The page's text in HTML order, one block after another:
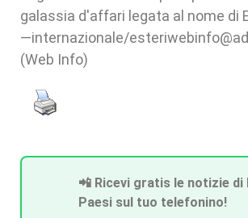
galassia d'affari legata al nome di
—internazionale/
(Web Info)
📲 Ricevi gratis le notizie di
Paesi sul tuo telefonino!